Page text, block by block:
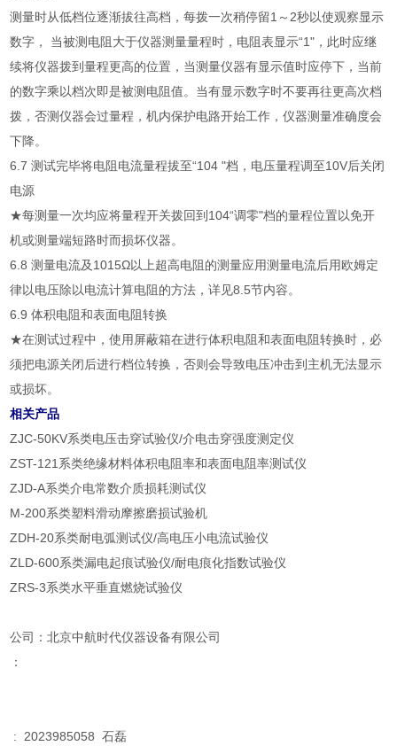
测量时从低档位逐渐拔往高档，每拨一次稍停留1～2秒以使观察显示
数字， 当被测电阻大于仪器测量量程时，电阻表显示“1"，此时应继
续将仪器拨到量程更高的位置，当测量仪器有显示值时应停下，当前
的数字乘以档次即是被测电阻值。当有显示数字时不要再往更高次档
拨，否测仪器会过量程，机内保护电路开始工作，仪器测量准确度会
下降。
6.7 测试完毕将电阻电流量程拔至“104 "档，电压量程调至10V后关闭
电源
★每测量一次均应将量程开关拨回到104“调零"档的量程位置以免开
机或测量端短路时而损坏仪器。
6.8 测量电流及1015Ω以上超高电阻的测量应用测量电流后用欧姆定
律以电压除以电流计算电阻的方法，详见8.5节内容。
6.9 体积电阻和表面电阻转换
★在测试过程中，使用屏蔽箱在进行体积电阻和表面电阻转换时，必
须把电源关闭后进行档位转换，否则会导致电压冲击到主机无法显示
或损坏。
相关产品
ZJC-50KV系类电压击穿试验仪/介电击穿强度测定仪
ZST-121系类绝缘材料体积电阻率和表面电阻率测试仪
ZJD-A系类介电常数介质损耗测试仪
M-200系类塑料滑动摩擦磨损试验机
ZDH-20系类耐电弧测试仪/高电压小电流试验仪
ZLD-600系类漏电起痕试验仪/耐电痕化指数试验仪
ZRS-3系类水平垂直燃烧试验仪
公司：北京中航时代仪器设备有限公司
：
: 2023985058 石磊